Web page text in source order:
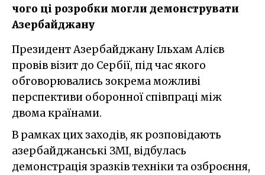
чого ці розробки могли демонструвати
Азербайджану
Президент Азербайджану Ільхам Алієв
провів візит до Сербії, під час якого
обговорювались зокрема можливі
перспективи оборонної співпраці між
двома країнами.
В рамках цих заходів, як розповідають
азербайджанські ЗМІ, відбулась
демонстрація зразків техніки та озброєння,